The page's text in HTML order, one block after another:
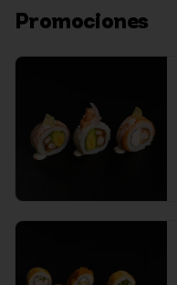
Promociones